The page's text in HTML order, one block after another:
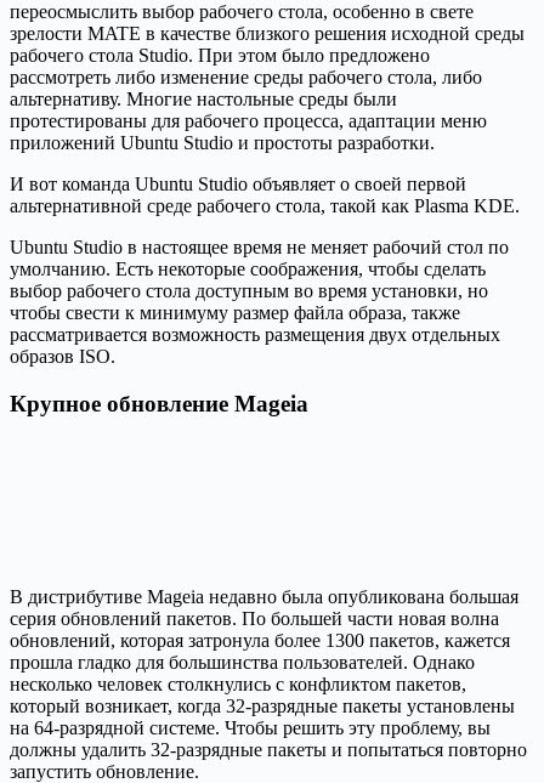
переосмыслить выбор рабочего стола, особенно в свете
зрелости MATE в качестве близкого решения исходной среды
рабочего стола Studio. При этом было предложено
рассмотреть либо изменение среды рабочего стола, либо
альтернативу. Многие настольные среды были
протестированы для рабочего процесса, адаптации меню
приложений Ubuntu Studio и простоты разработки.
И вот команда Ubuntu Studio объявляет о своей первой
альтернативной среде рабочего стола, такой как Plasma KDE.
Ubuntu Studio в настоящее время не меняет рабочий стол по
умолчанию. Есть некоторые соображения, чтобы сделать
выбор рабочего стола доступным во время установки, но
чтобы свести к минимуму размер файла образа, также
рассматривается возможность размещения двух отдельных
образов ISO.
Крупное обновление Mageia
В дистрибутиве Mageia недавно была опубликована большая
серия обновлений пакетов. По большей части новая волна
обновлений, которая затронула более 1300 пакетов, кажется
прошла гладко для большинства пользователей. Однако
несколько человек столкнулись с конфликтом пакетов,
который возникает, когда 32-разрядные пакеты установлены
на 64-разрядной системе. Чтобы решить эту проблему, вы
должны удалить 32-разрядные пакеты и попытаться повторно
запустить обновление.